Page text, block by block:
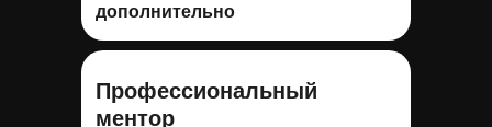
дополнительно
Профессиональный
ментор